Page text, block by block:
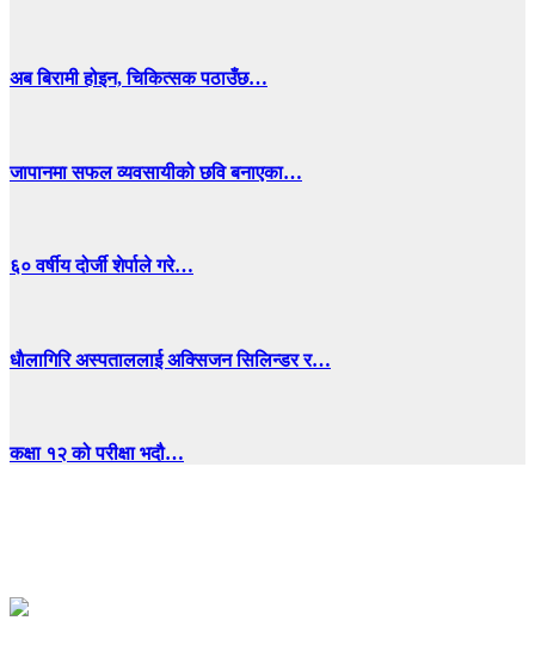
अब बिरामी होइन, चिकित्सक पठाउँछ…
जापानमा सफल व्यवसायीको छवि बनाएका…
६० वर्षीय दोर्जी शेर्पाले गरे…
धाैलागिरि अस्पताललाई अक्सिजन सिलिन्डर र…
कक्षा १२ को परीक्षा भदौ…